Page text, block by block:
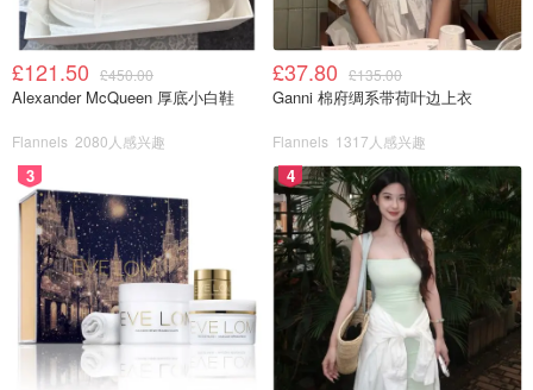
£121.50 £450.00
Alexander McQueen 厚底小白鞋
Flannels 2080人感兴趣
£37.80 £135.00
Ganni 棉府绸系带荷叶边上衣
Flannels 1317人感兴趣
3 4